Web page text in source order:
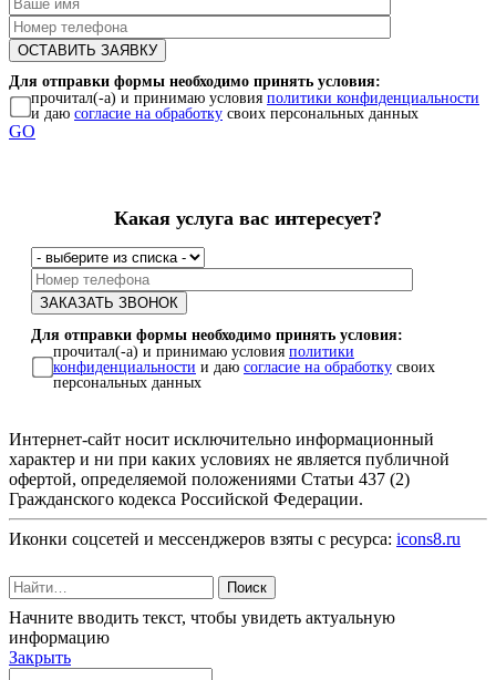
Для отправки формы необходимо принять условия:
прочитал(-а) и принимаю условия политики конфиденциальности
и даю согласие на обработку своих персональных данных
GO
Какая услуга вас интересует?
Для отправки формы необходимо принять условия:
прочитал(-а) и принимаю условия политики
конфиденциальности и даю согласие на обработку своих
персональных данных
Интернет-сайт носит исключительно информационный
характер и ни при каких условиях не является публичной
офертой, определяемой положениями Статьи 437 (2)
Гражданского кодекса Российской Федерации.
Иконки соцсетей и мессенджеров взяты с ресурса: icons8.ru
Поиск
Начните вводить текст, чтобы увидеть актуальную
информацию
Закрыть